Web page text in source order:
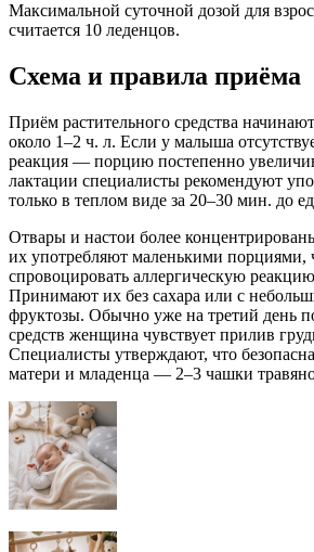
Максимальной суточной дозой для
считается 10 леденцов.
Схема и правила приёма
Приём растительного средства
около 1–2 ч. л. Если у малыша
реакция — порцию постепенно
лактации специалисты рекомендуют
только в теплом виде за 20–30 мин. до
Отвары и настои более
их употребляют маленькими порциями,
спровоцировать аллергическую
Принимают их без сахара или с
фруктозы. Обычно уже на третий день
средств женщина чувствует прилив
Специалисты утверждают, что
матери и младенца — 2–3 чашки